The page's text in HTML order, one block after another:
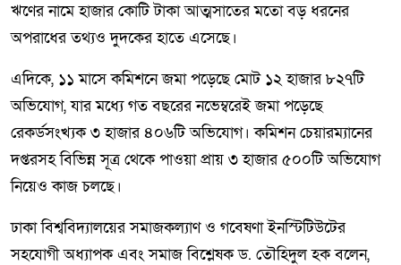
ঋণের নামে হাজার কোটি টাকা আত্মসাতের মতো বড় ধরনের
অপরাধের তথ্যও দুদকের হাতে এসেছে।
এদিকে, ১১ মাসে কমিশনে জমা পড়েছে মোট ১২ হাজার ৮২৭টি
অভিযোগ, যার মধ্যে গত বছরের নভেম্বরেই জমা পড়েছে
রেকর্ডসংখ্যক ৩ হাজার ৪০৬টি অভিযোগ। কমিশন চেয়ারম্যানের
দপ্তরসহ বিভিন্ন সূত্র থেকে পাওয়া প্রায় ৩ হাজার ৫০০টি অভিযোগ
নিয়েও কাজ চলছে।
ঢাকা বিশ্ববিদ্যালয়ের সমাজকল্যাণ ও গবেষণা ইনস্টিটিউটের
সহযোগী অধ্যাপক এবং সমাজ বিশ্লেষক ড. তৌহিদুল হক বলেন,